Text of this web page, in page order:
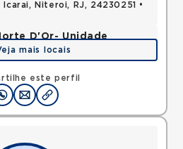
este perfil
Icarai, Niteroi, RJ, 24230251 •
D'Or- Unidade
Cascadura, Rio de Janeiro,
mais locais